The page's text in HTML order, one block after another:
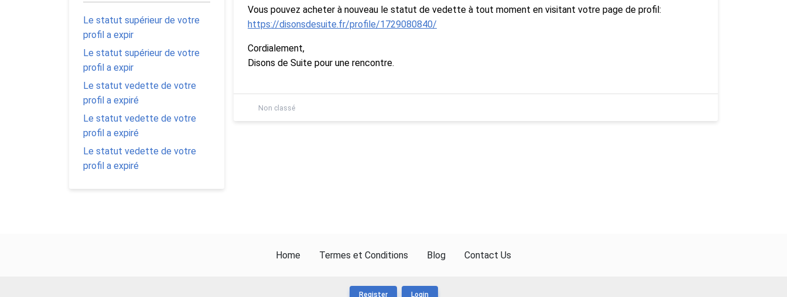
Vous pouvez acheter à nouveau le statut de vedette à tout moment en visitant votre page de profil:
https://disonsdesuite.fr/profile/1729080840/
Cordialement,
Disons de Suite pour une rencontre.
Non classé
Le statut supérieur de votre
profil a expir
Le statut supérieur de votre
profil a expir
Le statut vedette de votre
profil a expiré
Le statut vedette de votre
profil a expiré
Le statut vedette de votre
profil a expiré
Home Termes et Conditions Blog Contact Us
Register Login